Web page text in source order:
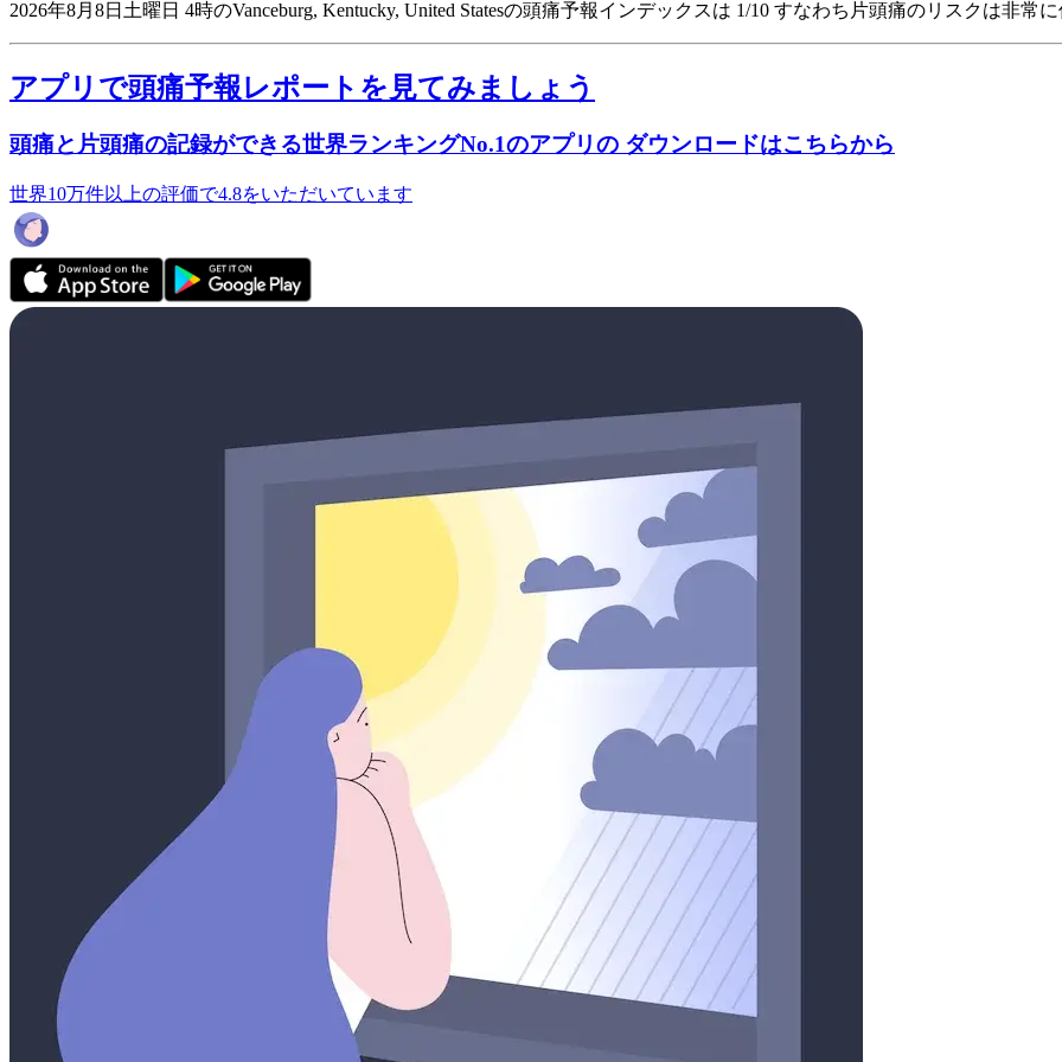
2026年8月8日土曜日 4時のVanceburg, Kentucky, United Statesの頭痛予報インデックスは 1/10 すなわち片頭痛のリスクは非常
アプリで頭痛予報レポートを見てみましょう
頭痛と片頭痛の記録ができる世界ランキングNo.1のアプリの ダウンロードはこちらから
世界10万件以上の評価で4.8をいただいています